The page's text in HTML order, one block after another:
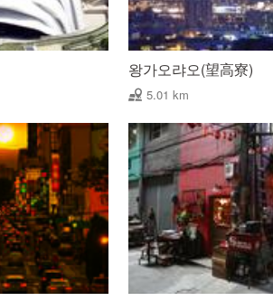
왕가오랴오(望高寮)
5.01 km